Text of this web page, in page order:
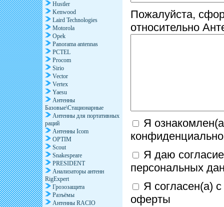
Hustler
Kenwood
Laird Technologies
Motorola
Opek
Panorama antennas
PCTEL
Procom
Sirio
Vector
Vertex
Yaesu
Антенны
Базовые\Стационарные
Антенны для портативных
раций
Антенны Icom
OPTIM
Scout
Snakespeare
PRESIDENT
Анализаторы антенн
RigExpert
Грозозащита
Разъёмы
Антенны RACIO
Пожалуйста,
относительно
Я
Я даю
персональных
Я согласен(а)
оферты